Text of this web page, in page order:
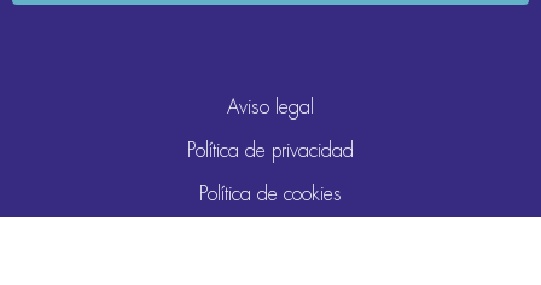
Aviso legal
Política de privacidad
Política de cookies